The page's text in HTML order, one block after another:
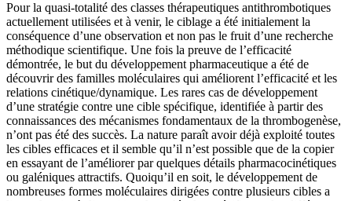
Pour la quasi-totalité des classes thérapeutiques antithrombotiques
actuellement utilisées et à venir, le ciblage a été initialement la
conséquence d’une observation et non pas le fruit d’une recherche
méthodique scientifique. Une fois la preuve de l’efficacité
démontrée, le but du développement pharmaceutique a été de
découvrir des familles moléculaires qui améliorent l’efficacité et les
relations cinétique/dynamique. Les rares cas de développement
d’une stratégie contre une cible spécifique, identifiée à partir des
connaissances des mécanismes fondamentaux de la thrombogenèse,
n’ont pas été des succès. La nature paraît avoir déjà exploité toutes
les cibles efficaces et il semble qu’il n’est possible que de la copier
en essayant de l’améliorer par quelques détails pharmacocinétiques
ou galéniques attractifs. Quoiqu’il en soit, le développement de
nombreuses formes moléculaires dirigées contre plusieurs cibles a